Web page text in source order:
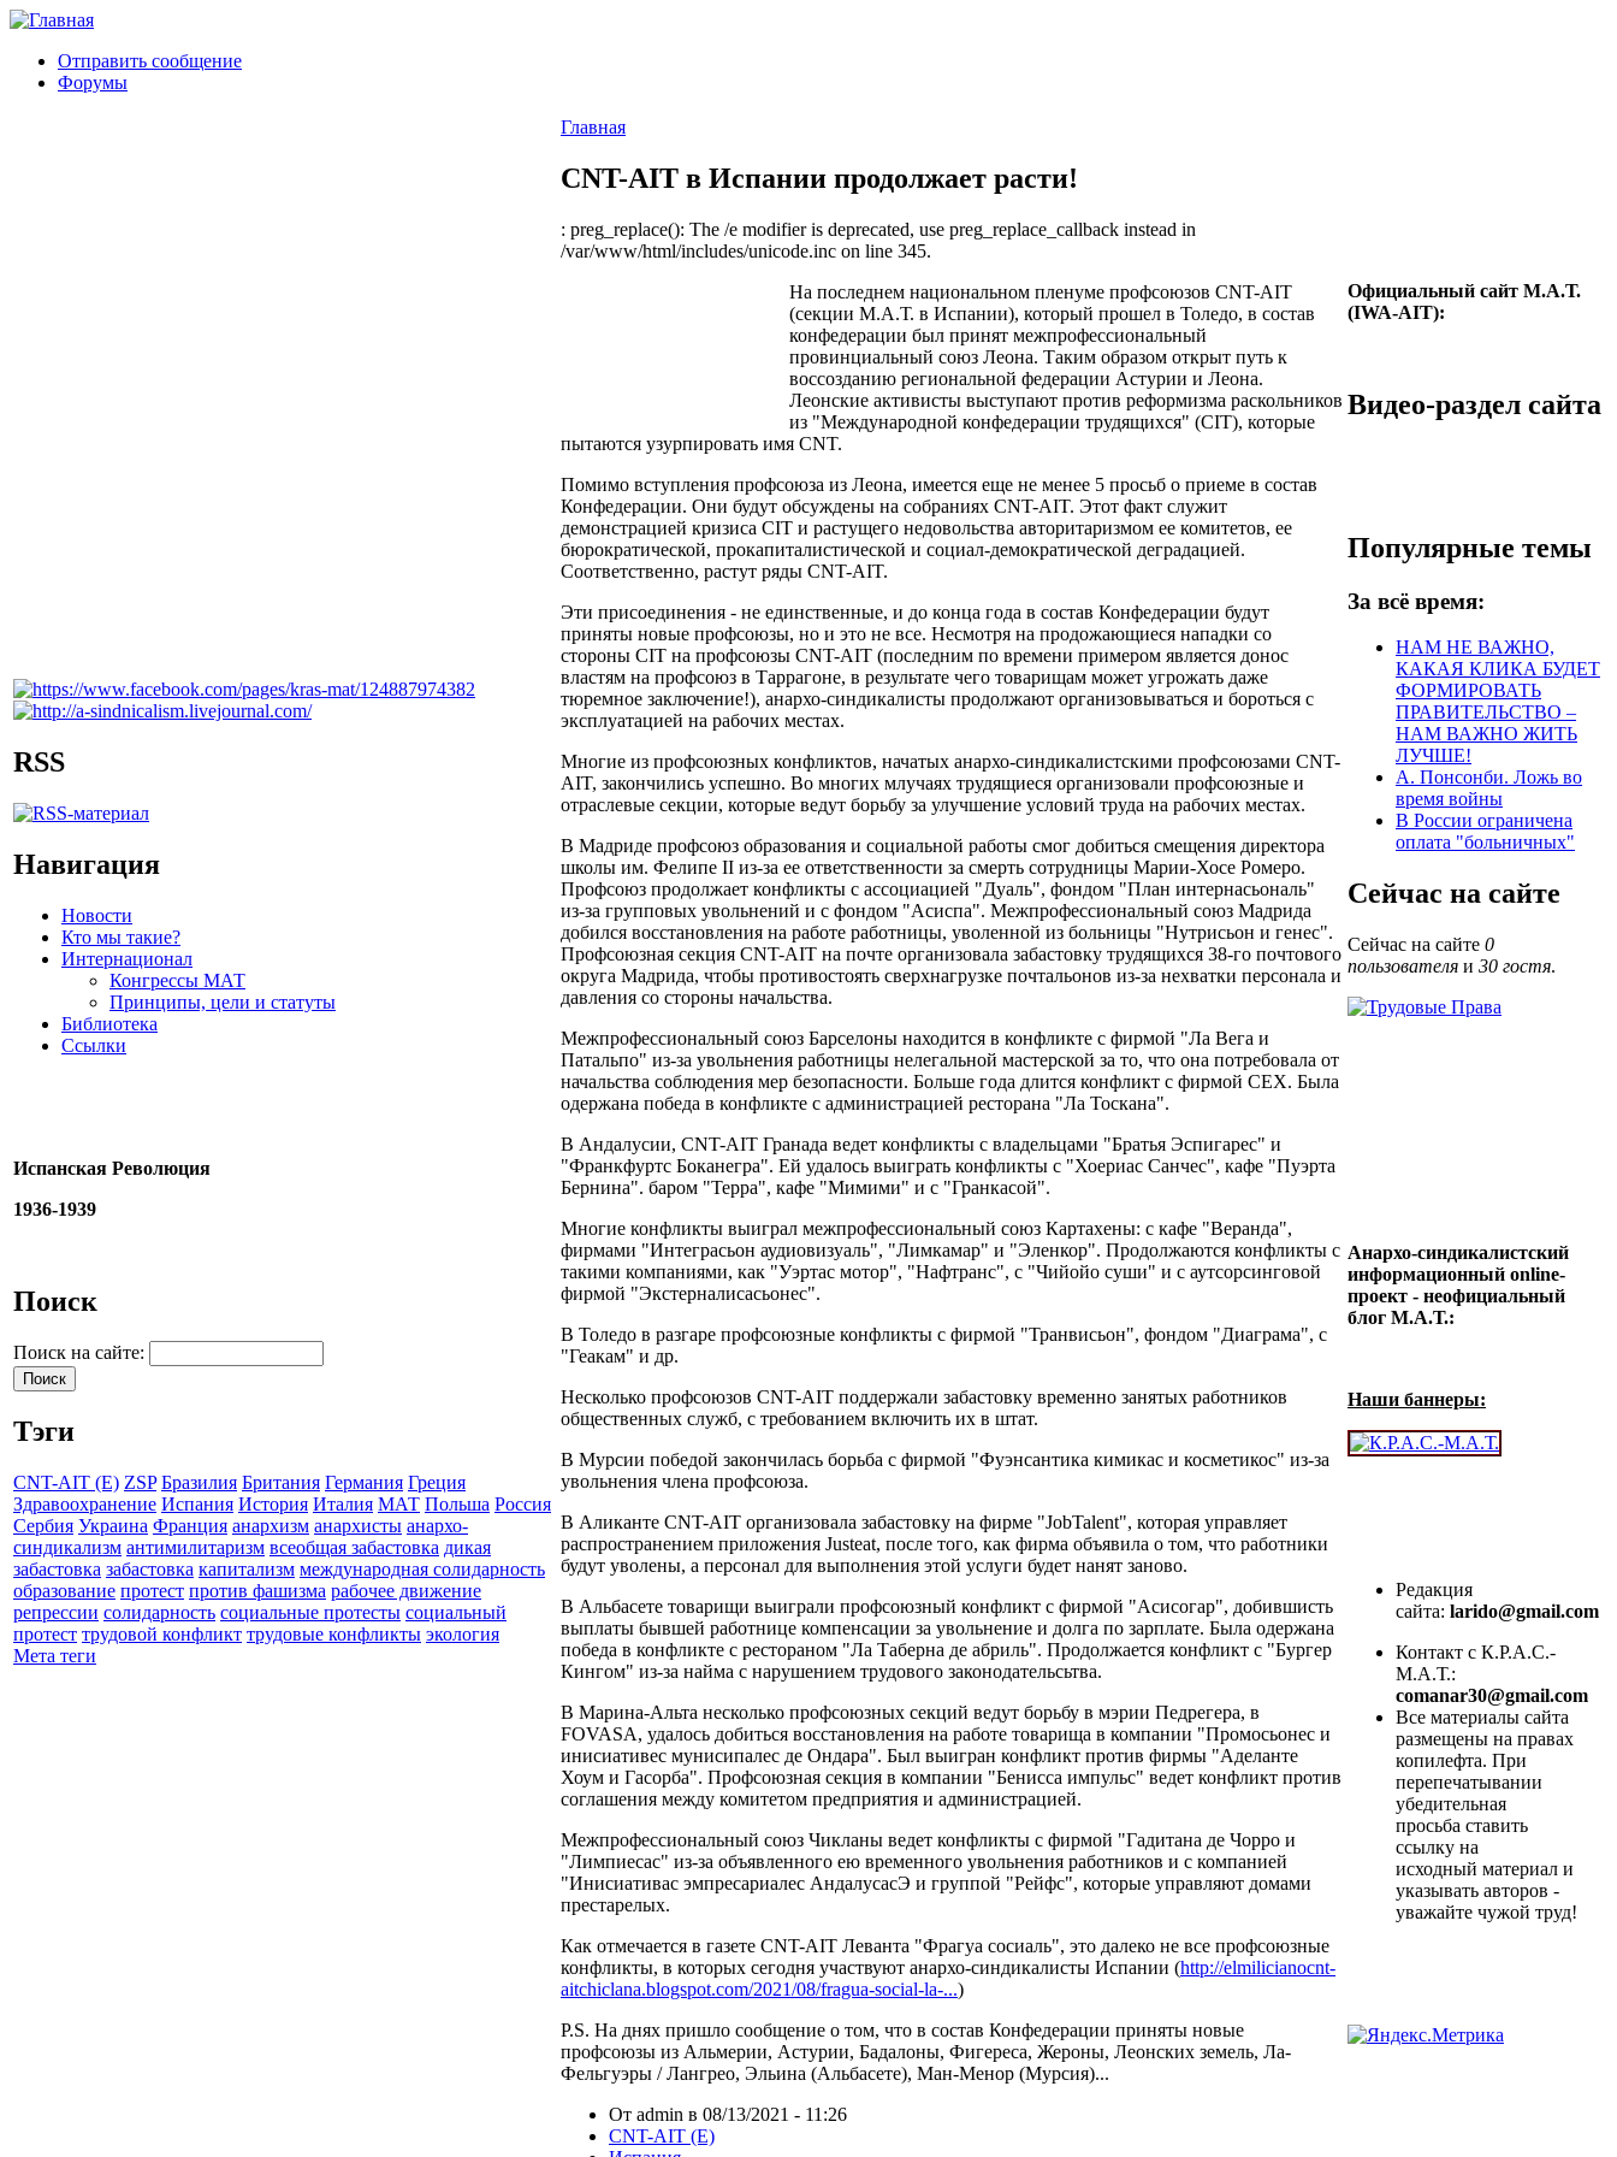
Отправить сообщение
Форумы
RSS
Навигация
Новости
Кто мы такие?
Интернационал
Конгрессы МАТ
Принципы, цели и статуты
Библиотека
Ссылки
Испанская Революция
1936-1939
Поиск
Поиск на сайте:
Тэги
CNT-AIT (E) ZSP Бразилия Британия Германия Греция
Здравоохранение Испания История Италия МАТ Польша Россия
Сербия Украина Франция анархизм анархисты анархо-
синдикализм антимилитаризм всеобщая забастовка дикая
забастовка забастовка капитализм международная солидарность
образование протест против фашизма рабочее движение
репрессии солидарность социальные протесты социальный
протест трудовой конфликт трудовые конфликты экология
Мета теги
Главная
CNT-AIT в Испании продолжает расти!
: preg_replace(): The /e modifier is deprecated, use preg_replace_callback instead in
/var/www/html/includes/unicode.inc on line 345.
На последнем национальном пленуме профсоюзов CNT-AIT
(секции М.А.Т. в Испании), который прошел в Толедо, в состав
конфедерации был принят межпрофессиональный
провинциальный союз Леона. Таким образом открыт путь к
воссозданию региональной федерации Астурии и Леона.
Леонские активисты выступают против реформизма раскольников
из "Международной конфедерации трудящихся" (CIT), которые
пытаются узурпировать имя CNT.
Помимо вступления профсоюза из Леона, имеется еще не менее 5 просьб о приеме в состав
Конфедерации. Они будут обсуждены на собраниях CNT-AIT. Этот факт служит
демонстрацией кризиса CIT и растущего недовольства авторитаризмом ее комитетов, ее
бюрократической, прокапиталистической и социал-демократической деградацией.
Соответственно, растут ряды CNT-AIT.
Эти присоединения - не единственные, и до конца года в состав Конфедерации будут
приняты новые профсоюзы, но и это не все. Несмотря на продожающиеся нападки со
стороны CIT на профсоюзы CNT-AIT (последним по времени примером является донос
властям на профсоюз в Таррагоне, в результате чего товарищам может угрожать даже
тюремное заключение!), анархо-синдикалисты продолжают организовываться и бороться с
эксплуатацией на рабочих местах.
Многие из профсоюзных конфликтов, начатых анархо-синдикалистскими профсоюзами CNT-
AIT, закончились успешно. Во многих млучаях трудящиеся организовали профсоюзные и
отраслевые секции, которые ведут борьбу за улучшение условий труда на рабочих местах.
В Мадриде профсоюз образования и социальной работы смог добиться смещения директора
школы им. Фелипе II из-за ее ответственности за смерть сотрудницы Марии-Хосе Ромеро.
Профсоюз продолжает конфликты с ассоциацией "Дуаль", фондом "План интернасьональ"
из-за групповых увольнений и с фондом "Асиспа". Межпрофессиональный союз Мадрида
добился восстановления на работе работницы, уволенной из больницы "Нутрисьон и генес".
Профсоюзная секция CNT-AIT на почте организовала забастовку трудящихся 38-го почтового
округа Мадрида, чтобы противостоять сверхнагрузке почтальонов из-за нехватки персонала и
давления со стороны начальства.
Межпрофессиональный союз Барселоны находится в конфликте с фирмой "Ла Вега и
Патальпо" из-за увольнения работницы нелегальной мастерской за то, что она потребовала от
начальства соблюдения мер безопасности. Больше года длится конфликт с фирмой CEX. Была
одержана победа в конфликте с администрацией ресторана "Ла Тоскана".
В Андалусии, CNT-AIT Гранада ведет конфликты с владельцами "Братья Эспигарес" и
"Франкфуртс Боканегра". Ей удалось выиграть конфликты с "Хоериас Санчес", кафе "Пуэрта
Бернина". баром "Терра", кафе "Мимими" и с "Гранкасой".
Многие конфликты выиграл межпрофессиональный союз Картахены: с кафе "Веранда",
фирмами "Интеграсьон аудиовизуаль", "Лимкамар" и "Эленкор". Продолжаются конфликты с
такими компаниями, как "Уэртас мотор", "Нафтранс", с "Чийойо суши" и с аутсорсинговой
фирмой "Экстерналисасьонес".
В Толедо в разгаре профсоюзные конфликты с фирмой "Транвисьон", фондом "Диаграма", с
"Геакам" и др.
Несколько профсоюзов CNT-AIT поддержали забастовку временно занятых работников
общественных служб, с требованием включить их в штат.
В Мурсии победой закончилась борьба с фирмой "Фуэнсантика кимикас и косметикос" из-за
увольнения члена профсоюза.
В Аликанте CNT-AIT организовала забастовку на фирме "JobTalent", которая управляет
распространением приложения Justeat, после того, как фирма объявила о том, что работники
будут уволены, а персонал для выполнения этой услуги будет нанят заново.
В Альбасете товарищи выиграли профсоюзный конфликт с фирмой "Асисогар", добившисть
выплаты бывшей работнице компенсации за увольнение и долга по зарплате. Была одержана
победа в конфликте с рестораном "Ла Таберна де абриль". Продолжается конфликт с "Бургер
Кингом" из-за найма с нарушением трудового законодательсьтва.
В Марина-Альта несколько профсоюзных секций ведут борьбу в мэрии Педрегера, в
FOVASA, удалось добиться восстановления на работе товарища в компании "Промосьонес и
инисиативес мунисипалес де Ондара". Был выигран конфликт против фирмы "Аделанте
Хоум и Гасорба". Профсоюзная секция в компании "Бенисса импульс" ведет конфликт против
соглашения между комитетом предприятия и администрацией.
Межпрофессиональный союз Чикланы ведет конфликты с фирмой "Гадитана де Чорро и
"Лимпиесас" из-за объявленного ею временного увольнения работников и с компанией
"Инисиативас эмпресариалес АндалусасЭ и группой "Рейфс", которые управляют домами
престарелых.
Как отмечается в газете CNT-AIT Леванта "Фрагуа сосиаль", это далеко не все профсоюзные
конфликты, в которых сегодня участвуют анархо-синдикалисты Испании (http://elmilicianocnt-
aitchiclana.blogspot.com/2021/08/fragua-social-la-...)
P.S. На днях пришло сообщение о том, что в состав Конфедерации приняты новые
профсоюзы из Альмерии, Астурии, Бадалоны, Фигереса, Жероны, Леонских земель, Ла-
Фельгуэры / Лангрео, Эльина (Альбасете), Ман-Менор (Мурсия)...
От admin в 08/13/2021 - 11:26
CNT-AIT (E)
Официальный сайт М.А.Т.
(IWA-AIT):
Видео-раздел сайта
Популярные темы
За всё время:
НАМ НЕ ВАЖНО,
КАКАЯ КЛИКА БУДЕТ
ФОРМИРОВАТЬ
ПРАВИТЕЛЬСТВО –
НАМ ВАЖНО ЖИТЬ
ЛУЧШЕ!
А. Понсонби. Ложь во
время войны
В России ограничена
оплата "больничных"
Сейчас на сайте
Сейчас на сайте 0
пользователя и 30 гостя.
Анархо-синдикалистский
информационный online-
проект - неофициальный
блог М.А.Т.:
Наши баннеры:
Редакция
сайта: larido@gmail.com
Контакт с К.Р.А.С.-
М.А.Т.:
comanar30@gmail.com
Все материалы сайта
размещены на правах
копилефта. При
перепечатывании
убедительная
просьба ставить
ссылку на
исходный материал и
указывать авторов -
уважайте чужой труд!